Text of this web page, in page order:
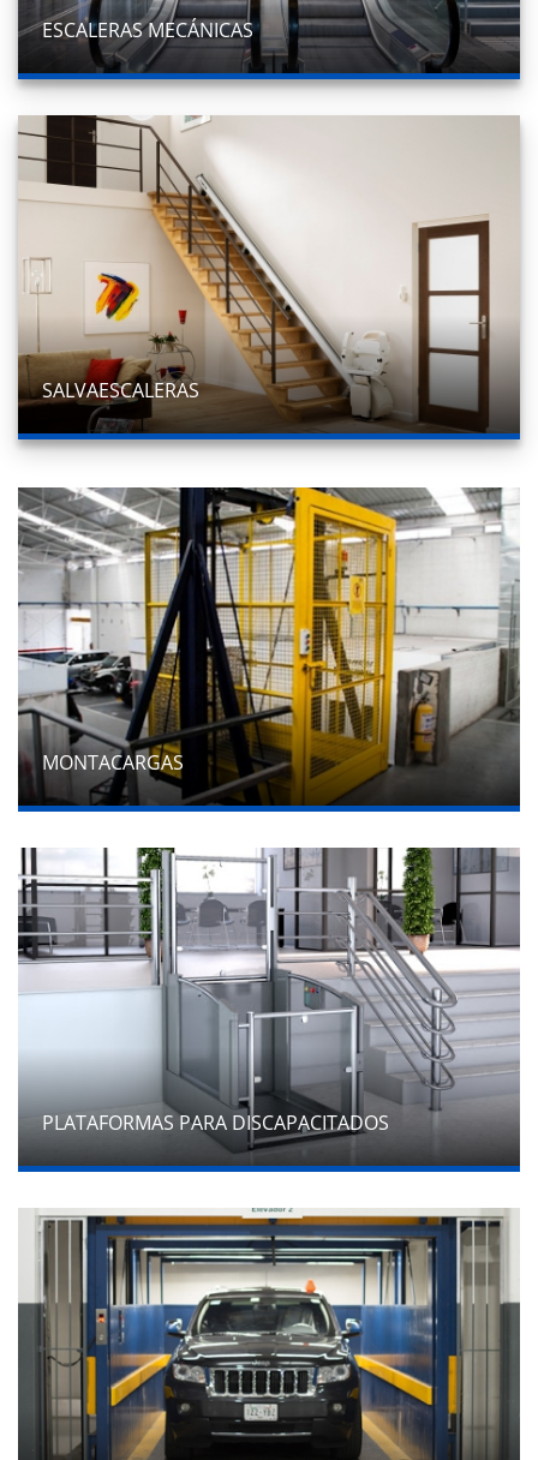
ESCALERAS MECÁNICAS
SALVAESCALERAS
MONTACARGAS
PLATAFORMAS PARA DISCAPACITADOS